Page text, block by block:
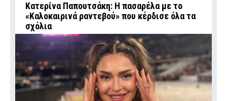
Κατερίνα Παπουτσάκη: Η πασαρέλα με το
«Καλοκαιρινά ραντεβού» που κέρδισε όλα τα
σχόλια